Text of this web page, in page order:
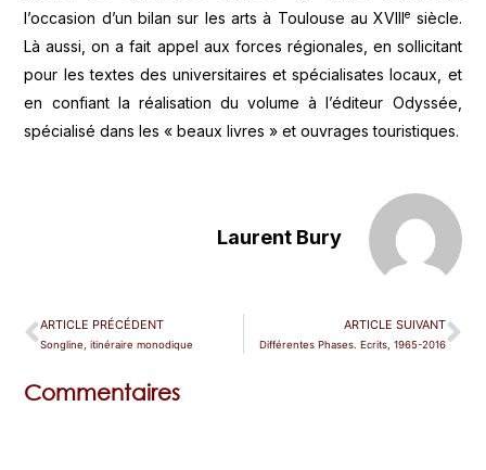
l’occasion d’un bilan sur les arts à Toulouse au XVIIIe siècle.
Là aussi, on a fait appel aux forces régionales, en sollicitant
pour les textes des universitaires et spécialisates locaux, et
en confiant la réalisation du volume à l’éditeur Odyssée,
spécialisé dans les « beaux livres » et ouvrages touristiques.
Laurent Bury
ARTICLE PRÉCÉDENT
Songline, itinéraire monodique
ARTICLE SUIVANT
Différentes Phases. Ecrits, 1965-2016
Commentaires